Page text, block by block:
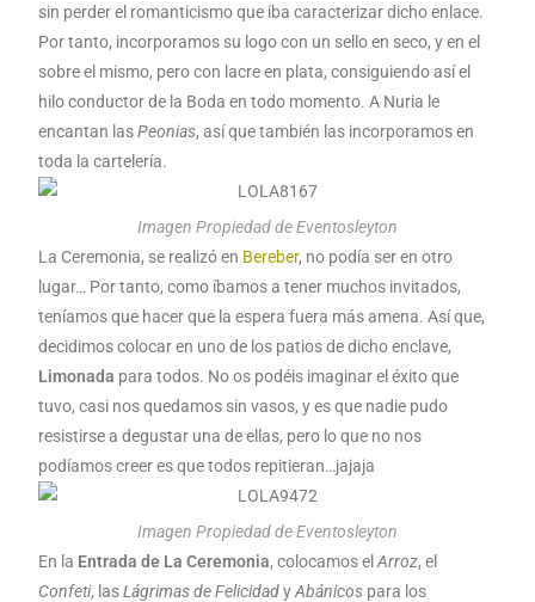
sin perder el romanticismo que iba caracterizar dicho enlace.
Por tanto, incorporamos su logo con un sello en seco, y en el
sobre el mismo, pero con lacre en plata, consiguiendo así el
hilo conductor de la Boda en todo momento. A Nuria le
encantan lasPeonias, así que también las incorporamos en
toda la cartelería.
Imagen Propiedad de Eventosleyton
La Ceremonia, se realizó en Bereber, no podía ser en otro
lugar… Por tanto, como íbamos a tener muchos invitados,
teníamos que hacer que la espera fuera más amena. Así que,
decidimos colocar en uno de los patios de dicho enclave,
Limonada para todos. No os podéis imaginar el éxito que
tuvo, casi nos quedamos sin vasos, y es que nadie pudo
resistirse a degustar una de ellas, pero lo que no nos
podíamos creer es que todos repitieran…jajaja
Imagen Propiedad de Eventosleyton
En la Entrada de La Ceremonia, colocamos elArroz, el
Confeti, lasLágrimas de FelicidadyAbánicos para los